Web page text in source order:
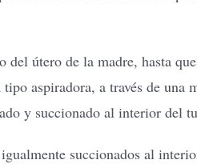
útero de la madre, hasta
aspiradora, a través de
y succionado al interior del
succionados al